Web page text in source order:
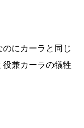
にカーラと同じ
兼カーラの犠牲